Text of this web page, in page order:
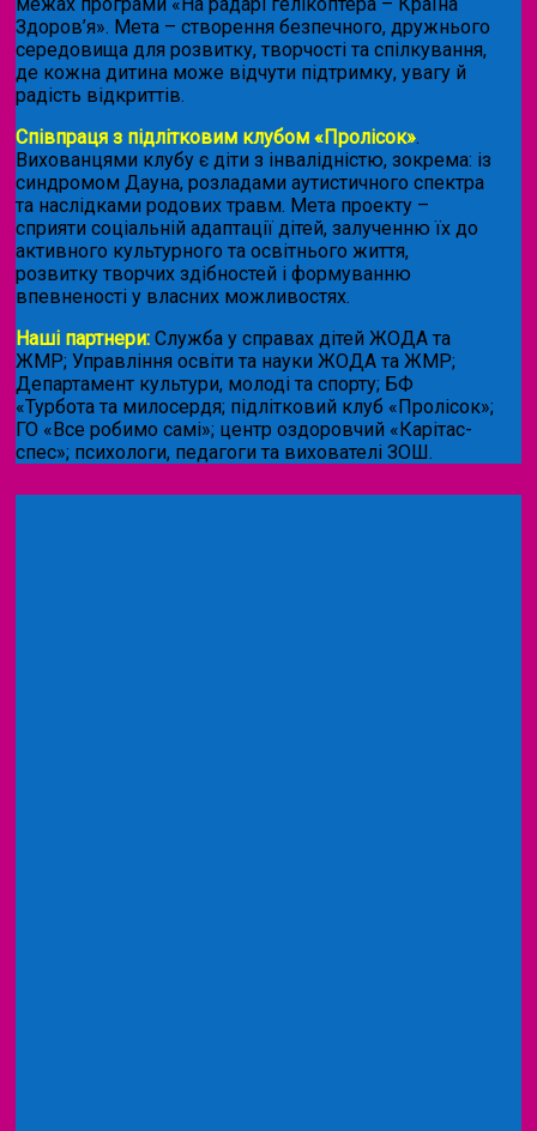
Здоров’я». Мета – створення безпечного, дружнього
середовища для розвитку, творчості та спілкування,
де кожна дитина може відчути підтримку, увагу й
радість відкриттів.
Співпраця з підлітковим клубом «Пролісок».
Вихованцями клубу є діти з інвалідністю, зокрема: із
синдромом Дауна, розладами аутистичного спектра
та наслідками родових травм. Мета проекту –
сприяти соціальній адаптації дітей, залученню їх до
активного культурного та освітнього життя,
розвитку творчих здібностей і формуванню
впевненості у власних можливостях.
Наші партнери: Служба у справах дітей ЖОДА та
ЖМР; Управління освіти та науки ЖОДА та ЖМР;
Департамент культури, молоді та спорту; БФ
«Турбота та милосердя; підлітковий клуб «Пролісок»;
ГО «Все робимо самі»; центр оздоровчий «Карітас-
спес»; психологи, педагоги та вихователі ЗОШ.